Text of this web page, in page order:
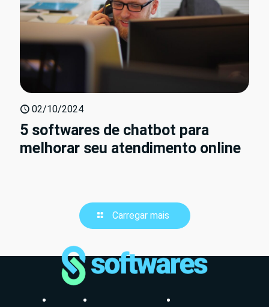
02/10/2024
5 softwares de chatbot para
melhorar seu atendimento online
Carregar mais